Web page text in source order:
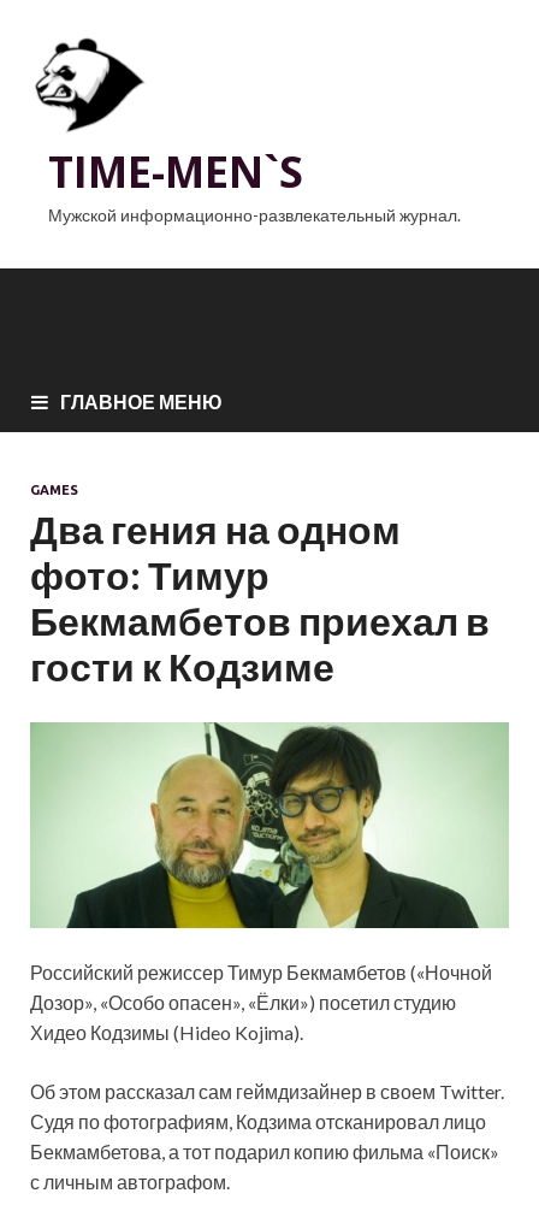
TIME-MEN`S
Мужской информационно-развлекательный журнал.
ГЛАВНОЕ МЕНЮ
GAMES
Два гения на одном
фото: Тимур
Бекмамбетов приехал в
гости к Кодзиме
Российский режиссер Тимур Бекмамбетов («Ночной
Дозор», «Особо опасен», «Ёлки») посетил студию
Хидео Кодзимы (Hideo Kojima).
Об этом рассказал сам геймдизайнер в своем Twitter.
Судя по фотографиям, Кодзима отсканировал лицо
Бекмамбетова, а тот подарил копию фильма «Поиск»
с личным автографом.